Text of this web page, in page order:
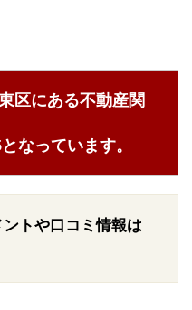
区にある不動産関
なっています。
トや口コミ情報は